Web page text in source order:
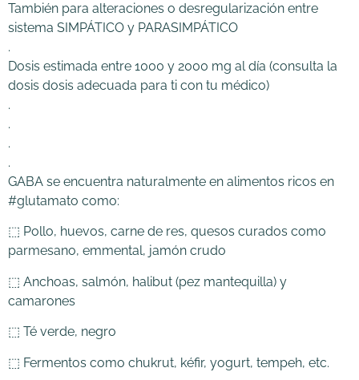
También para alteraciones o desregularización entre
sistema SIMPÁTICO y PARASIMPÁTICO
.
Dosis estimada entre 1000 y 2000 mg al día (consulta la
dosis dosis adecuada para ti con tu médico)
.
.
.
.
GABA se encuentra naturalmente en alimentos ricos en
#glutamato como:
⬚ Pollo, huevos, carne de res, quesos curados como
parmesano, emmental, jamón crudo
⬚ Anchoas, salmón, halibut (pez mantequilla) y
camarones
⬚ Té verde, negro
⬚ Fermentos como chukrut, kéfir, yogurt, tempeh, etc.